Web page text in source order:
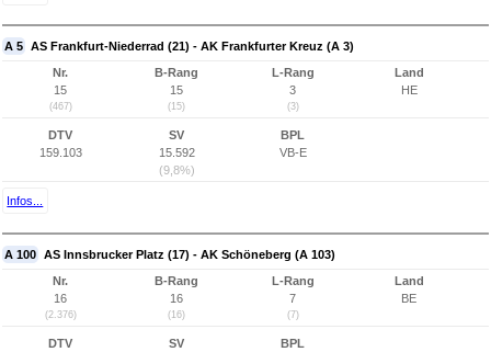
A 5 AS Frankfurt-Niederrad (21) - AK Frankfurter Kreuz (A 3)
Nr.
15
(467)
B-Rang
15
(15)
L-Rang
3
(3)
Land
HE
DTV
159.103
SV
15.592
(9,8%)
BPL
VB-E
Infos...
A 100 AS Innsbrucker Platz (17) - AK Schöneberg (A 103)
Nr.
16
(2.376)
B-Rang
16
(16)
L-Rang
7
(7)
Land
BE
DTV
SV
BPL